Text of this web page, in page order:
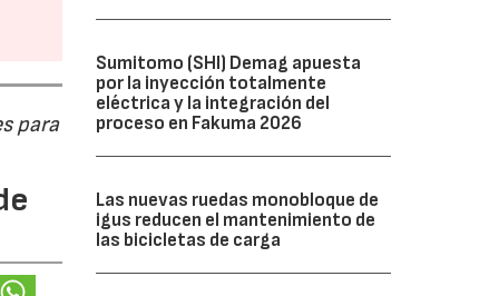
para
Sumitomo (SHI) Demag apuesta
por la inyección totalmente
eléctrica y la integración del
proceso en Fakuma 2026
Las nuevas ruedas monobloque de
igus reducen el mantenimiento de
las bicicletas de carga